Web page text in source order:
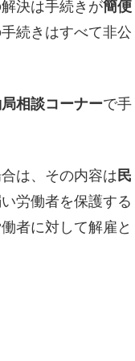
決は手続きが簡便
続きはすべて非公
相談コーナーで手
は、その内容は民
労働者を保護する
者に対して解雇と